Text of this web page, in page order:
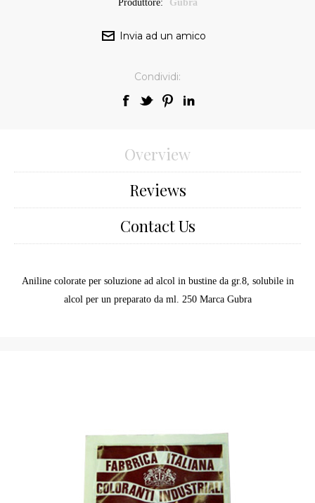
Produttore: Gubra
Condividi:
Overview
Reviews
Contact Us
Aniline colorate per soluzione ad alcol in bustine da gr.8, solubile in
alcol per un preparato da ml. 250 Marca Gubra